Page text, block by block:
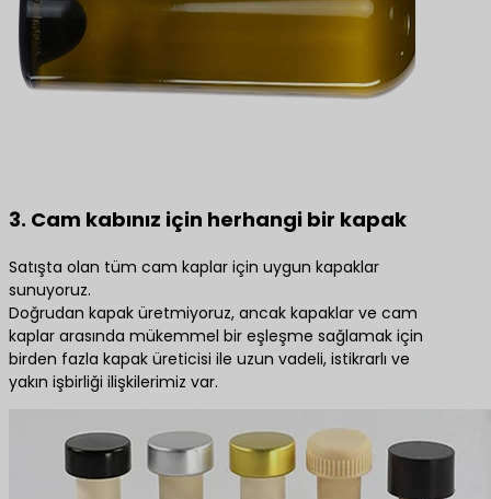
3. Cam kabınız için herhangi bir kapak
Satışta olan tüm cam kaplar için uygun kapaklar
sunuyoruz.
Doğrudan kapak üretmiyoruz, ancak kapaklar ve cam
kaplar arasında mükemmel bir eşleşme sağlamak için
birden fazla kapak üreticisi ile uzun vadeli, istikrarlı ve
yakın işbirliği ilişkilerimiz var.